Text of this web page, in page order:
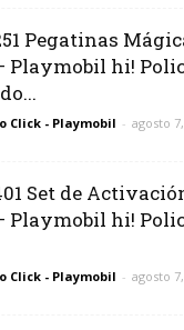
Pegatinas
Playmobil hi!
Click - Playmobil - agosto
Set de
Playmobil hi!
Click - Playmobil - agosto